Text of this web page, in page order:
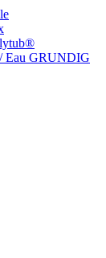
Eau GRUNDIG